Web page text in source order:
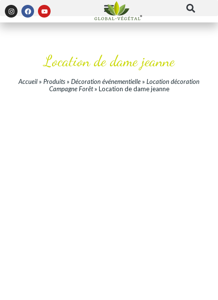
Location de dame jeanne
Accueil » Produits » Décoration événementielle » Location décoration
Campagne Forêt» Location de dame jeanne